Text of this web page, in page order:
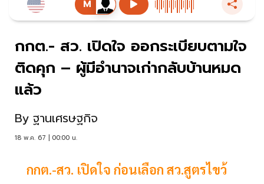
กกต.- สว. เปิดใจ ออกระเบียบตามใจ
ติดคุก – ผู้มีอำนาจเก่ากลับบ้านหมด
แล้ว
By ฐานเศรษฐกิจ
18 พ.ค. 67 | 00:00 น.
กกต.-สว. เปิดใจ ก่อนเลือก สว.สูตรไขว้